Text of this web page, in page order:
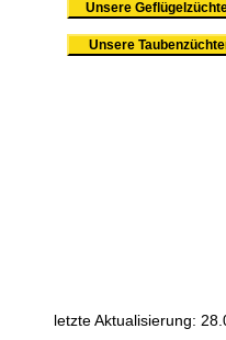
Unsere
Unsere
letzte Aktualisierung: